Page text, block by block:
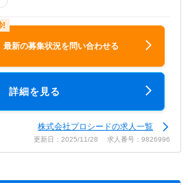
最新の募集状況を問い合わせる
詳細を見る
株式会社プロシードの求人一覧
更新日：2025/11/28 求人番号：9826996